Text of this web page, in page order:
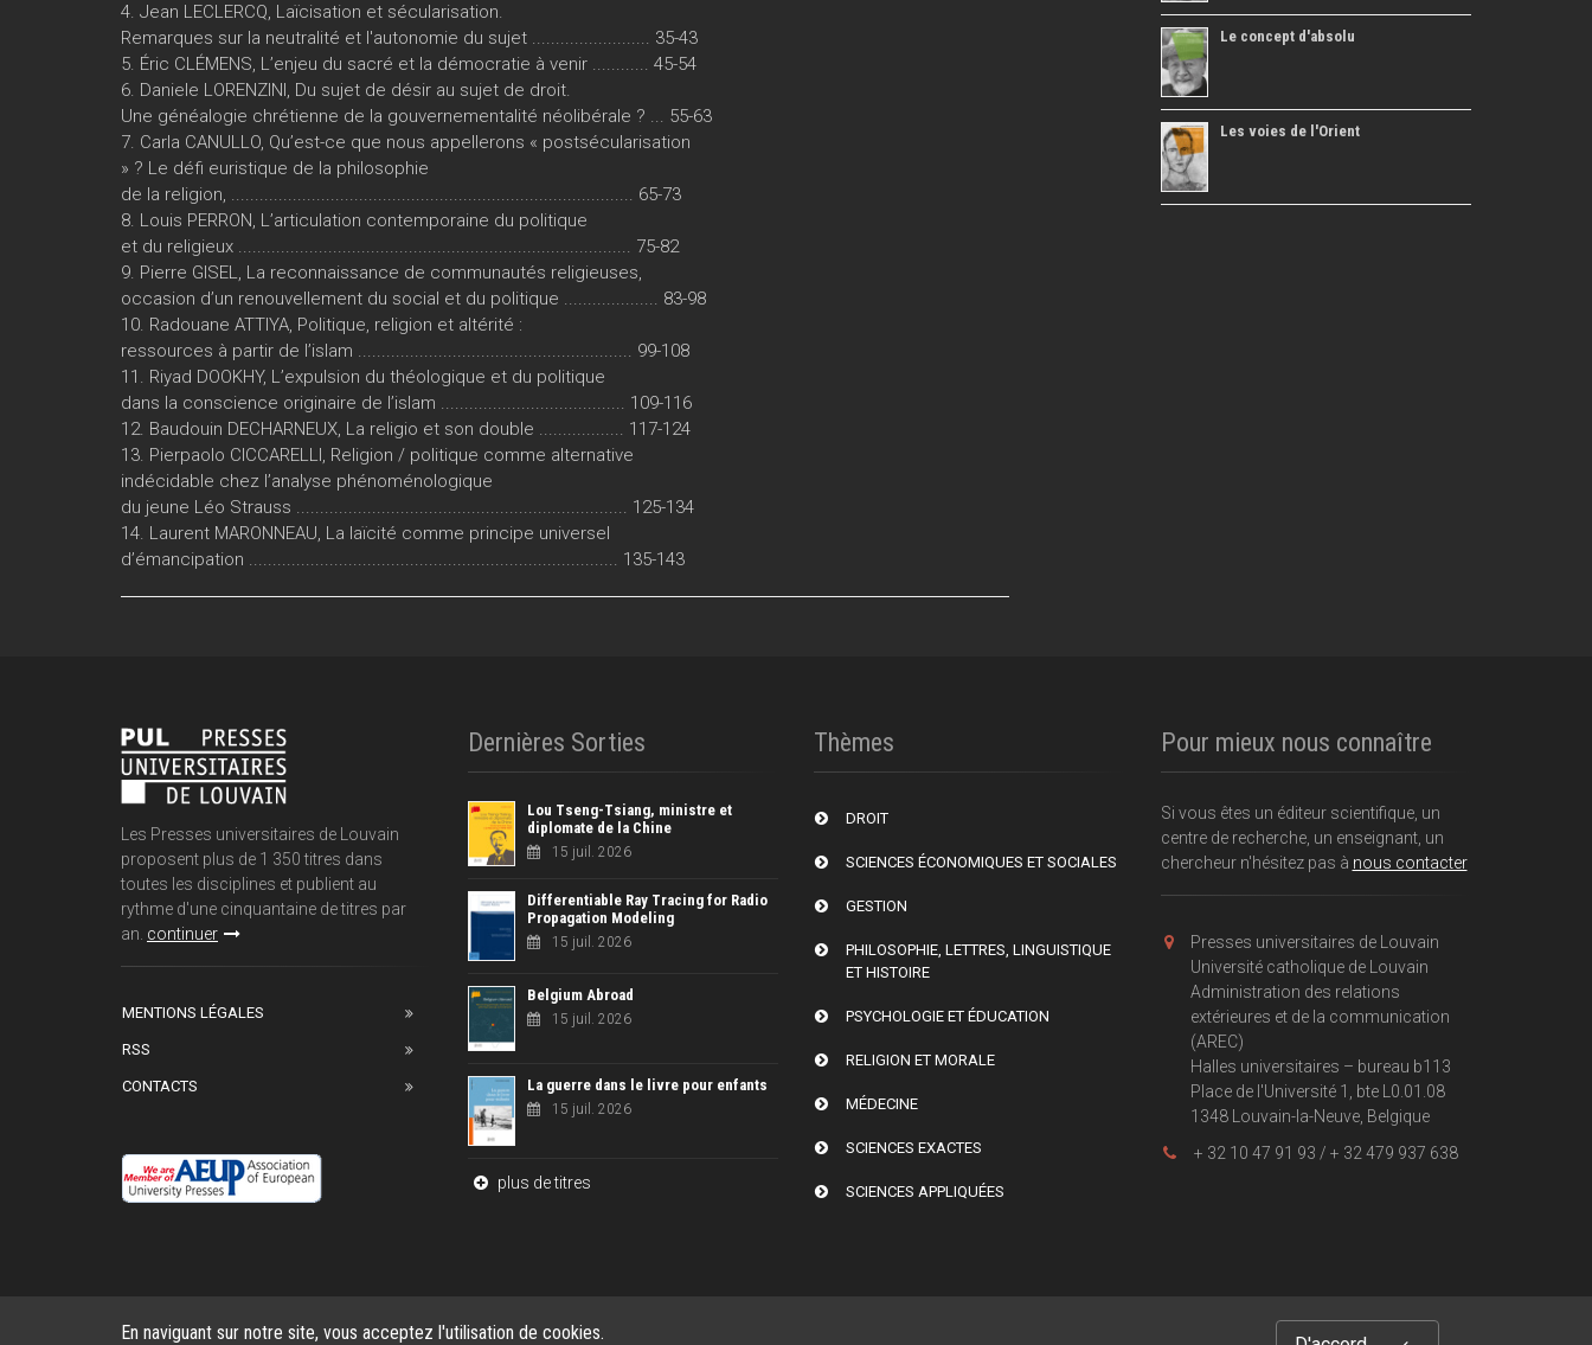
En naviguant sur notre site, vous acceptez l'utilisation de cookies.
4. Jean LECLERCQ, Laïcisation et sécularisation.
Remarques sur la neutralité et l'autonomie du sujet ......................... 35-43
5. Éric CLÉMENS, L’enjeu du sacré et la démocratie à venir ............ 45-54
6. Daniele LORENZINI, Du sujet de désir au sujet de droit.
Une généalogie chrétienne de la gouvernementalité néolibérale ? ... 55-63
7. Carla CANULLO, Qu’est-ce que nous appellerons « postsécularisation
» ? Le défi euristique de la philosophie
de la religion, ..................................................................................... 65-73
8. Louis PERRON, L’articulation contemporaine du politique
et du religieux ................................................................................... 75-82
9. Pierre GISEL, La reconnaissance de communautés religieuses,
occasion d’un renouvellement du social et du politique .................... 83-98
10. Radouane ATTIYA, Politique, religion et altérité :
ressources à partir de l’islam .......................................................... 99-108
11. Riyad DOOKHY, L’expulsion du théologique et du politique
dans la conscience originaire de l’islam ....................................... 109-116
12. Baudouin DECHARNEUX, La religio et son double .................. 117-124
13. Pierpaolo CICCARELLI, Religion / politique comme alternative
indécidable chez l’analyse phénoménologique
du jeune Léo Strauss ...................................................................... 125-134
14. Laurent MARONNEAU, La laïcité comme principe universel
d’émancipation .............................................................................. 135-143
Le concept d'absolu
Les voies de l'Orient
Les Presses universitaires de Louvain
proposent plus de 1 350 titres dans
toutes les disciplines et publient au
rythme d'une cinquantaine de titres par
an. continuer
MENTIONS LÉGALES
RSS
CONTACTS
Dernières Sorties
Lou Tseng-Tsiang, ministre et
diplomate de la Chine
15 juil. 2026
Differentiable Ray Tracing for Radio
Propagation Modeling
15 juil. 2026
Belgium Abroad
15 juil. 2026
La guerre dans le livre pour enfants
15 juil. 2026
plus de titres
Thèmes
DROIT
SCIENCES ÉCONOMIQUES ET SOCIALES
GESTION
PHILOSOPHIE, LETTRES, LINGUISTIQUE
ET HISTOIRE
PSYCHOLOGIE ET ÉDUCATION
RELIGION ET MORALE
MÉDECINE
SCIENCES EXACTES
SCIENCES APPLIQUÉES
Pour mieux nous connaître
Si vous êtes un éditeur scientifique, un
centre de recherche, un enseignant, un
chercheur n'hésitez pas à nous contacter
Presses universitaires de Louvain
Université catholique de Louvain
Administration des relations
extérieures et de la communication
(AREC)
Halles universitaires – bureau b113
Place de l'Université 1, bte L0.01.08
1348 Louvain-la-Neuve, Belgique
+ 32 10 47 91 93 / + 32 479 937 638